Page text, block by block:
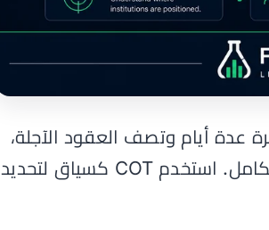
عدة أيام وتصف العقود الآجلة،
وليس سوق spot OTC البالغ 7.5 تريليون دولار بالكامل. استخدم COT كسياق لتحديد